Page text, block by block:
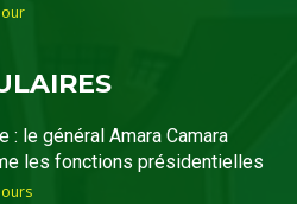
: le général Amara Camara
les fonctions présidentielles